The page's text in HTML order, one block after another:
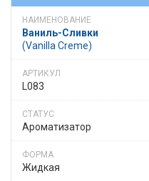
Ваниль-Сливки
(Vanilla Creme)
L083
Ароматизатор
Жидкая